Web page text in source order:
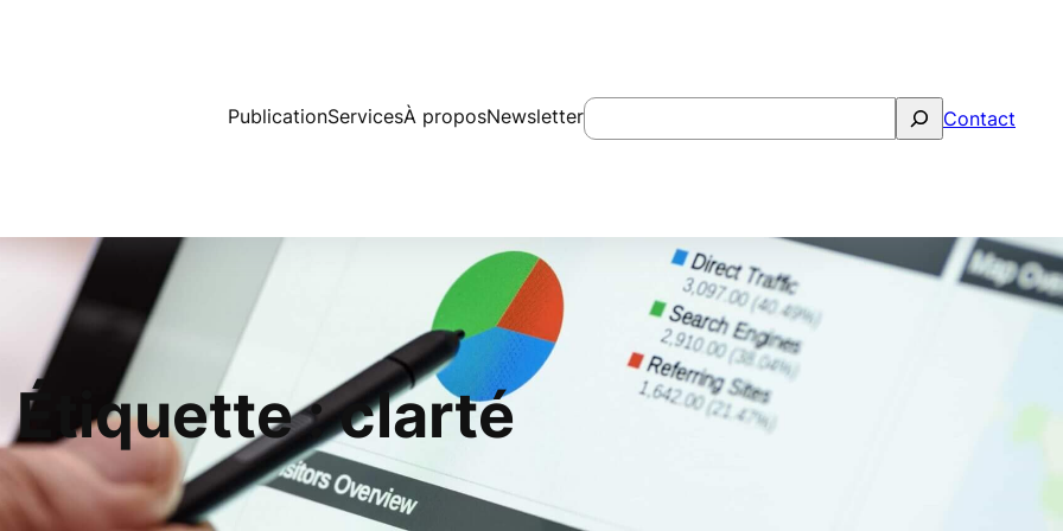
PublicationServicesÀ proposNewsletterRechercher Contact
Étiquette :clarté